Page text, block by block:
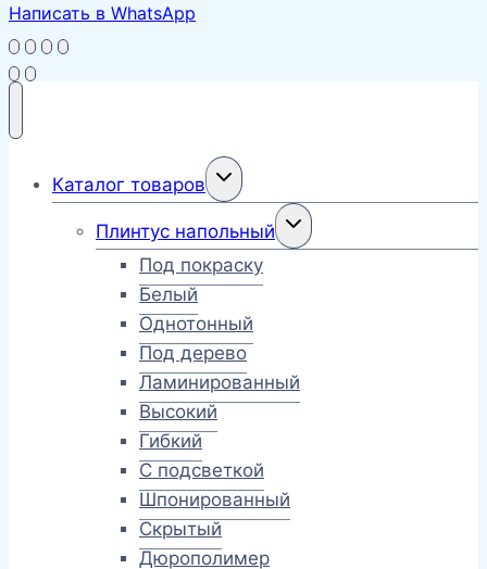
Написать в WhatsApp
Каталог товаров
Переключить
дочернее
Плинтус напольный
Переключить
дочернее
Под покраску
Белый
Однотонный
Под дерево
Ламинированный
Высокий
Гибкий
С подсветкой
Шпонированный
Скрытый
Дюрополимер